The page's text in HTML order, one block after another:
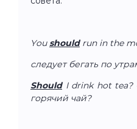
Youshouldrun in the
следует бегать по
ShouldI drink hot tea?
горячий чай?